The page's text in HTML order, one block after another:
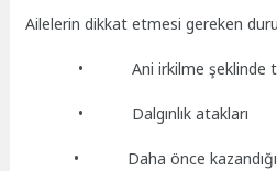
Ailelerin dikkat etmesi gereken
• Ani irkilme şeklinde
• Dalgınlık atakları
• Daha önce kazandığı